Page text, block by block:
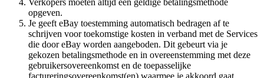
opgeven.
Je geeft eBay toestemming automatisch bedragen af te
schrijven voor toekomstige kosten in verband met de Services
die door eBay worden aangeboden. Dit gebeurt via je
gekozen betalingsmethode en in overeenstemming met deze
gebruikersovereenkomst en de toepasselijke
factureringsovereenkomst(en) waarmee je akkoord gaat